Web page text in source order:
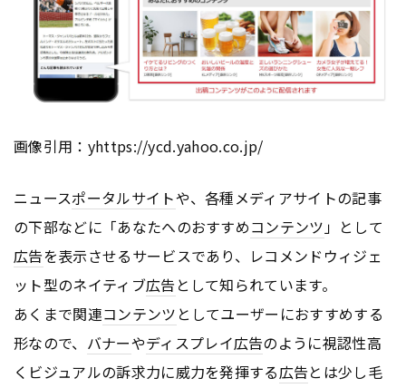
画像引用：yhttps://ycd.yahoo.co.jp/
ニュースポータルサイトや、各種メディアサイトの記事
の下部などに「あなたへのおすすめコンテンツ」として
広告を表示させるサービスであり、レコメンドウィジェ
ット型のネイティブ広告 として知られています。
あくまで関連コンテンツ としてユーザーにおすすめする
形なので、 バナーやディスプレイ広告のように視認性高
くビジュアルの訴求力に威力を発揮する広告とは少し毛